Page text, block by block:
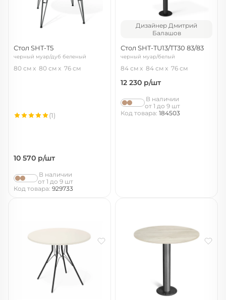
Стол SHT-T5
черный муар/дуб беленый
80 см 80 см 76 см
10 570 р/шт
(1)
В наличии
от 1 до 9 шт
Код товара: 929733
Дизайнер Дмитрий
Балашов
Стол SHT-TU13/TT30 83/83
черный муар/белый
84 см 84 см 76 см
12 230 р/шт
В наличии
от 1 до 9 шт
Код товара: 184503